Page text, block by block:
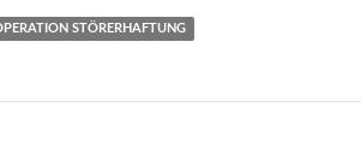
STÖRERHAFTUNG